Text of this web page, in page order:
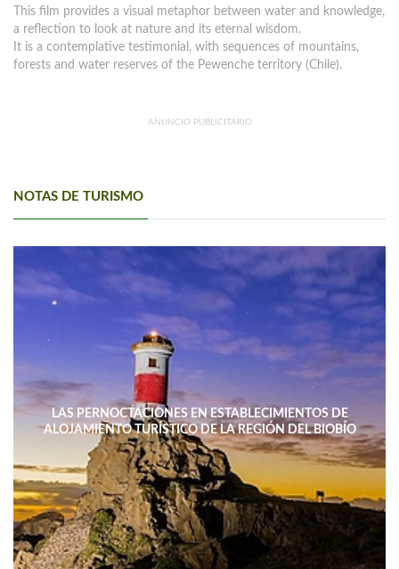
This film provides a visual metaphor between water and knowledge,
a reflection to look at nature and its eternal wisdom.
It is a contemplative testimonial, with sequences of mountains,
forests and water reserves of the Pewenche territory (Chile).
ANUNCIO PUBLICITARIO
NOTAS DE TURISMO
LAS PERNOCTACIONES EN ESTABLECIMIENTOS DE
ALOJAMIENTO TURÍSTICO DE LA REGIÓN DEL BIOBÍO
DISMINUYERON 15,4% INTERANUAL